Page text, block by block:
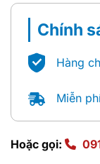
Chính
Hàng
Miễn
Hoặc gọi: